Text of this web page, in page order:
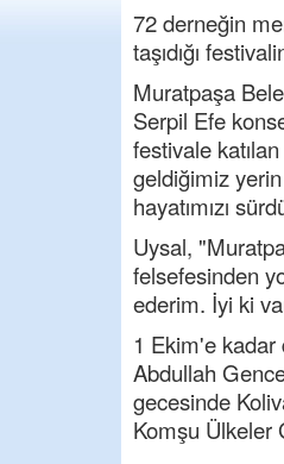
72 derneğin
taşıdığı
Muratpaşa
Serpil Efe
festivale
geldiğimiz
hayatımızı
Uysal,
felsefesinden
ederim. İyi ki
1 Ekim'e
Abdullah
gecesinde
Komşu Ülkeler